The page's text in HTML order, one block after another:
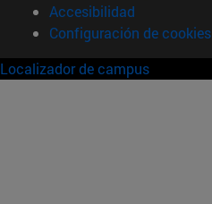
Accesibilidad
Configuración de cookies
Localizador de campus